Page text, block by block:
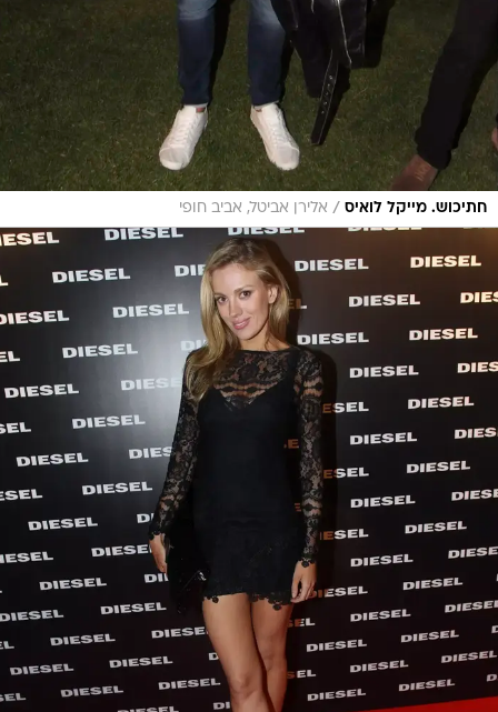
חתיכוש. מייקל לואיס / אלירן אביטל, אביב חופי